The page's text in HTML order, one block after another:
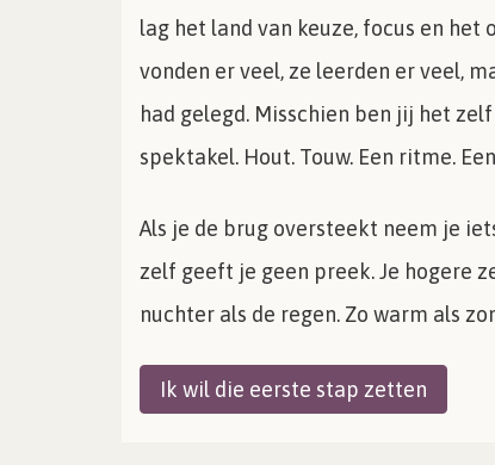
lag het land van keuze, focus en het
vonden er veel, ze leerden er veel,
had gelegd. Misschien ben jij het
spektakel. Hout. Touw. Een ritme.
Als je de brug oversteekt neem je
zelf geeft je geen preek. Je hogere
nuchter als de regen. Zo warm als
Ik wil die eerste stap zetten